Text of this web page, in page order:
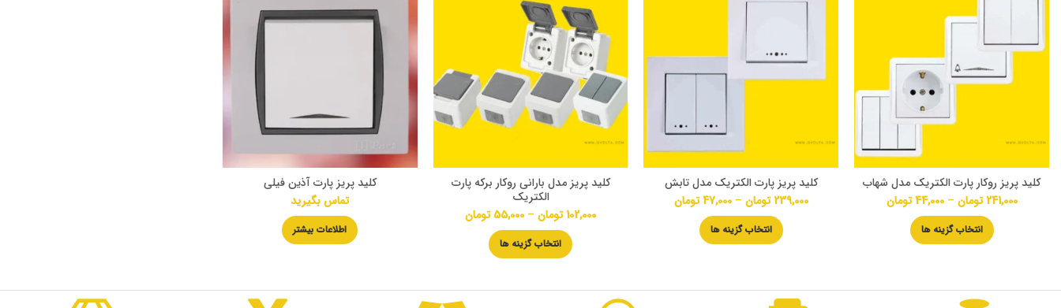
کلید پریز روکار پارت الکتریک مدل شهاب
241,000 تومان –
44,000 تومان
انتخاب گزینه ها
کلید پریز پارت الکتریک مدل تابش
239,000تومان –
47,000تومان
انتخاب گزینه ها
کلید پریز مدل بارانی روکار برکه پارت
الکتریک
102,000 تومان –
55,000 تومان
انتخاب گزینه ها
کلید پریز پارت آذین فیلی
تماس بگیرید
اطلاعات بیشتر